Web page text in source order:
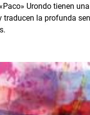
Urondo tienen
traducen la profunda